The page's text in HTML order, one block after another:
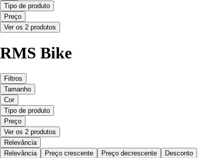
Tipo de produto
Preço
Ver os 2 produtos
RMS Bike
Filtros
Tamanho
Cor
Tipo de produto
Preço
Ver os 2 produtos
Relevância
Relevância
Preço crescente Preço decrescente Desconto